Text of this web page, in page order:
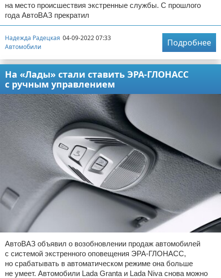
на место происшествия экстренные службы. С прошлого
года АвтоВАЗ прекратил
Надежда Радецкая 04-09-2022 07:33
Автомобили
Подробнее
На «Лады» стали ставить ЭРА-ГЛОНАСС
с ручным управлением
АвтоВАЗ объявил о возобновлении продаж автомобилей
с системой экстренного оповещения ЭРА-ГЛОНАСС,
но срабатывать в автоматическом режиме она больше
не умеет. Автомобили Lada Granta и Lada Niva снова можно